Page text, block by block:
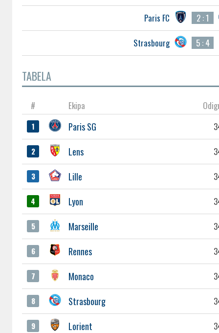
Paris FC 2 : 1
Strasbourg 5 : 4
TABELA
# Ekipa
1 Paris SG
2 Lens
3 Lille
4 Lyon
5 Marseille
6 Rennes
7 Monaco
8 Strasbourg
9 Lorient